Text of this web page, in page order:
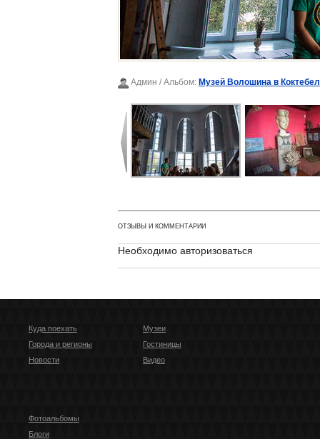
Админ / Альбом: Музей Волошина в
ОТЗЫВЫ И КОММЕНТАРИИ
Необходимо авторизоваться
Куда поехать
Города и регионы
Новости
Музеи
Гостиницы
Видео
Фотоальбомы
Блоги